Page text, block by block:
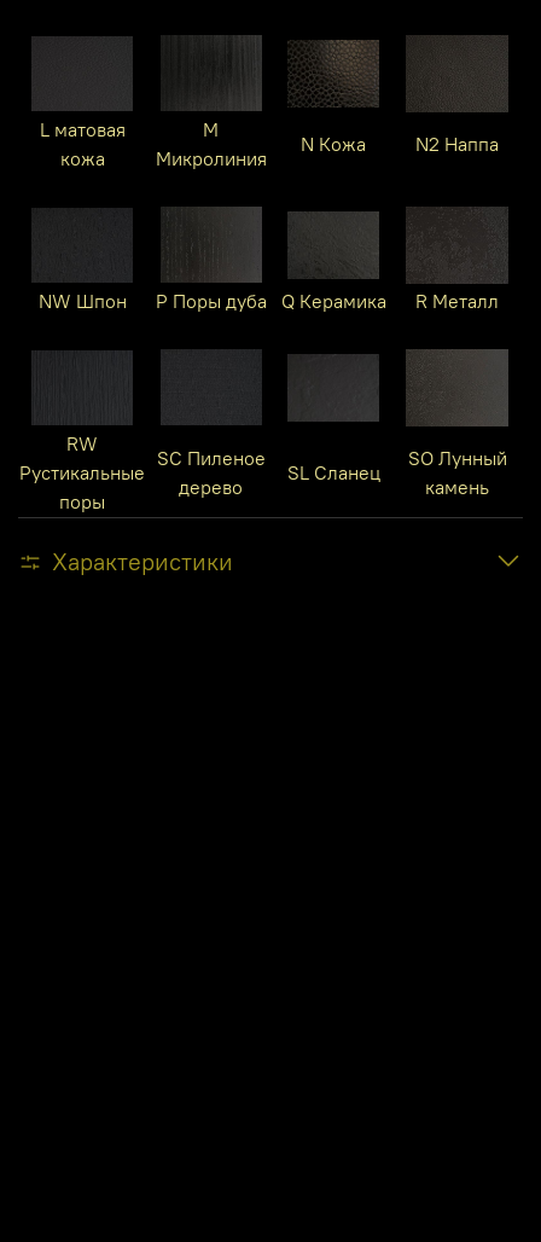
L матовая
кожа
M
Микролиния
N Кожа N2 Наппа
NW Шпон P Поры дуба Q Керамика R Металл
RW
Рустикальные
поры
SC Пиленое
дерево
SL Сланец
SO Лунный
камень
Характеристики